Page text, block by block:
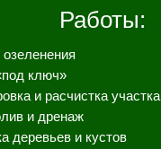
Работы:
ключ»
и расчистка участка
и дренаж
деревьев и кустов